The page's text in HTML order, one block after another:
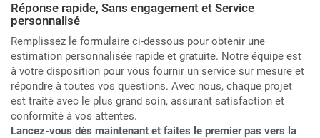
Réponse rapide, Sans engagement et Service
personnalisé
Remplissez le formulaire ci-dessous pour obtenir une
estimation personnalisée rapide et gratuite. Notre équipe est
à votre disposition pour vous fournir un service sur mesure et
répondre à toutes vos questions. Avec nous, chaque projet
est traité avec le plus grand soin, assurant satisfaction et
conformité à vos attentes.
Lancez-vous dès maintenant et faites le premier pas vers la